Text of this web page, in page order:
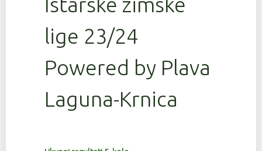
lige 23/24
Powered by Plava
Laguna-Krnica